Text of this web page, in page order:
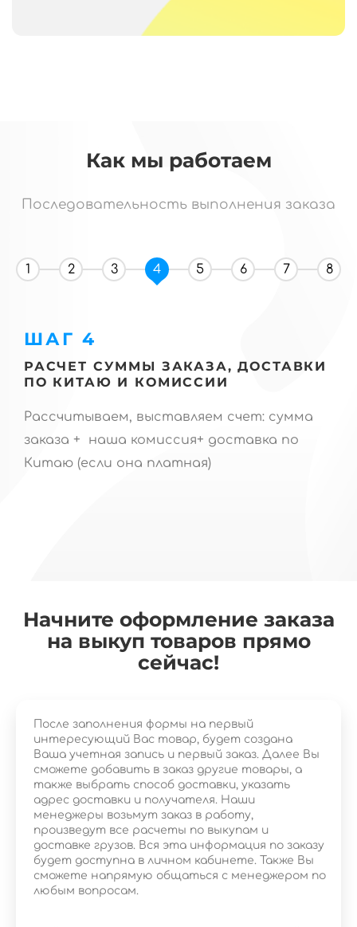
Как мы работаем
Последовательность выполнения заказа
1 2 3 4 5 6 7 8
ШАГ 4
РАСЧЕТ СУММЫ ЗАКАЗА, ДОСТАВКИ
ПО КИТАЮ И КОМИССИИ
Рассчитываем, выставляем счет: сумма
заказа + наша комиссия+ доставка по
Китаю (если она платная)
Начните оформление заказа
на выкуп товаров прямо
сейчас!
После заполнения формы на первый
интересующий Вас товар, будет создана
Ваша учетная запись и первый заказ. Далее Вы
сможете добавить в заказ другие товары, а
также выбрать способ доставки, указать
адрес доставки и получателя. Наши
менеджеры возьмут заказ в работу,
произведут все расчеты по выкупам и
доставке грузов. Вся эта информация по заказу
будет доступна в личном кабинете. Также Вы
сможете напрямую общаться с менеджером по
любым вопросам.